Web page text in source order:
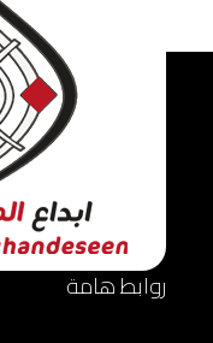
روابط هامة